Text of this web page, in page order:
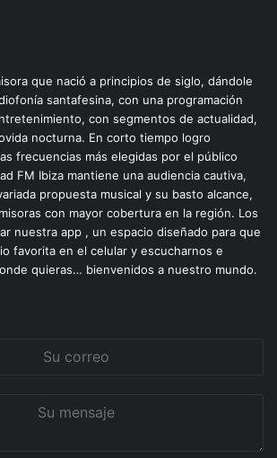
que nació a principios de siglo, dándole
santafesina, con una programación
con segmentos de actualidad,
nocturna. En corto tiempo logro
frecuencias más elegidas por el público
FM Ibiza mantiene una audiencia cautiva,
propuesta musical y su basto alcance,
con mayor cobertura en la región. Los
nuestra app , un espacio diseñado para que
favorita en el celular y escucharnos e
quieras… bienvenidos a nuestro mundo.